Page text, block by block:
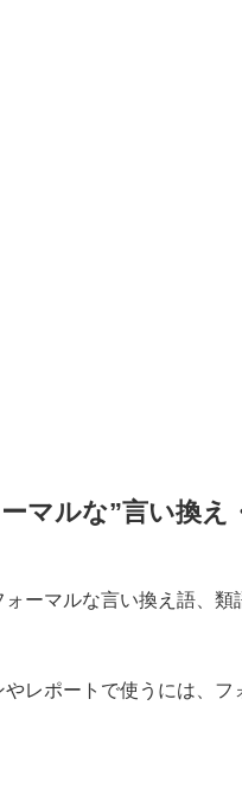
マルな”言い換え
ーマルな言い換え語、類
やレポートで使うには、フ